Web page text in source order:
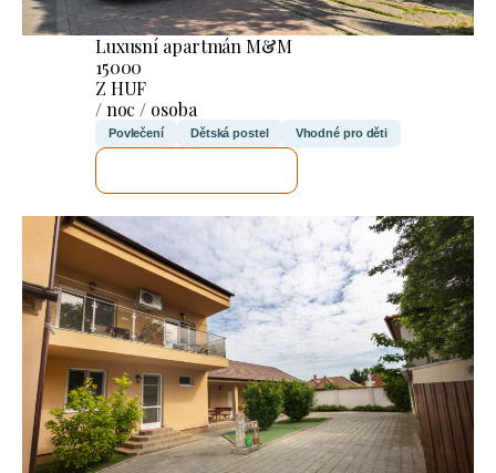
Luxusní apartmán M&M
15000
Z HUF
/ noc / osoba
Povlečení Dětská postel Vhodné pro děti